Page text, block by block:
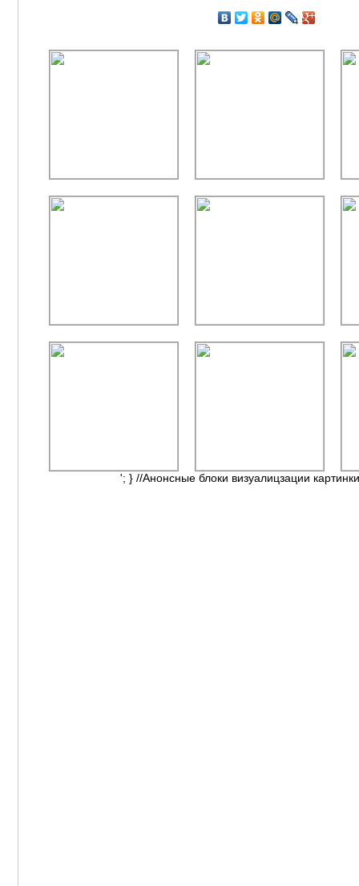
'; } //Анонсные блоки визуалицзации